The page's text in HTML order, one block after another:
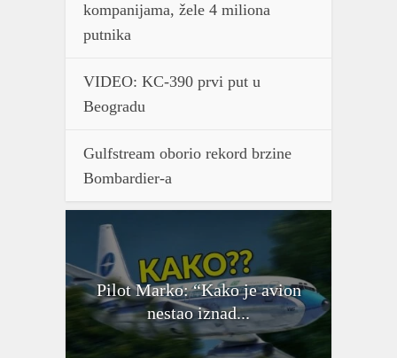
kompanijama, žele 4 miliona
putnika
VIDEO: KC-390 prvi put u
Beogradu
Gulfstream oborio rekord brzine
Bombardier-a
Pilot Marko: “Kako je avion
nestao iznad...